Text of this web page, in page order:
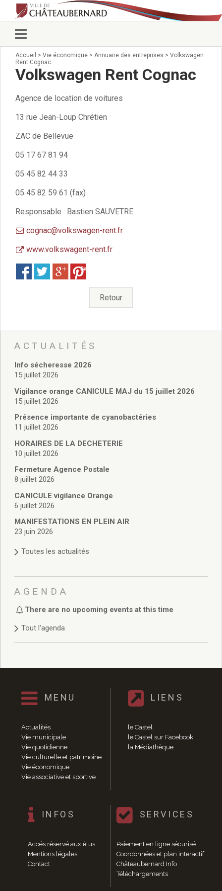
Vie municipale
Élus
Conseillers municipaux
Arrêtés du Maire
Organigramme
Pour venir nous voir
administratives
Services Techniques
C.C.A.S.
Affaires Scolaires
Police Municipale/règlementation
Cimetière/réglementation funéraire
Licences boissons
Plan Local d’Urbanisme intercommunal
Budgets
Budget de Fonctionnement
Conseils municipaux
Règlement du conseil municipal
Déliberations 2026
Délibérations 2025
Délibérations 2024
Délibérations 2023
Délibérations 2022
Délibérations 2021
Délibérations 2019
Délibérations 2017
Délibérations 2016
Délibérations 2015
Délibérations 2014
Délibérations 2009
Délibérations 2008
Marchés publics
Toutes les actualités
Enfance et jeunesse
Relais Assistantes Maternelles
Restauration scolaire
Centres de loisirs
Solidarité
Services à domicile
Jardins familiaux
Règlementation accessibilité
Associations d’aide aux handicapés
Vie pratique
Accueil > Vie économique > Annuaire des entreprises > Volkswagen
Rent Cognac
Volkswagen Rent Cognac
Agence de location de voitures
13 rue Jean-Loup Chrétien
ZAC de Bellevue
05 17 67 81 94
05 45 82 44 33
05 45 82 59 61 (fax)
Responsable : Bastien SAUVETRE
cognac@volkswagen-rent.fr
www.volkswagent-rent.fr
Save
Retour
ACTUALITÉS
Info sécheresse 2026
15 juillet 2026
Vigilance orange CANICULE MAJ du 15 juillet 2026
15 juillet 2026
Présence importante de cyanobactéries
11 juillet 2026
HORAIRES DE LA DECHETERIE
10 juillet 2026
Fermeture Agence Postale
8 juillet 2026
CANICULE vigilance Orange
6 juillet 2026
MANIFESTATIONS EN PLEIN AIR
23 juin 2026
Toutes les actualités
AGENDA
There are no upcoming events at this time
Tout l'agenda
MENU
Actualités
Vie municipale
Vie quotidienne
Vie culturelle et patrimoine
Vie économique
Vie associative et sportive
LIENS
le Castel
le Castel sur Facebook
la Médiathèque
INFOS
Accés réservé aux élus
Mentions légales
Contact
SERVICES
Paiement en ligne sécurisé
Coordonnées et plan interactif
Châteaubernard Info
Téléchargements